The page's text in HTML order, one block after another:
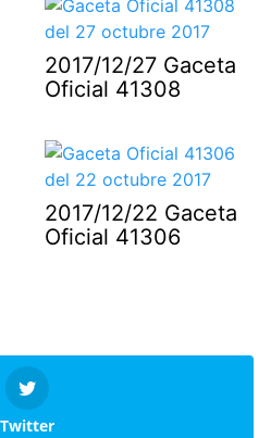
2017/12/27 Gaceta
Oficial 41308
2017/12/22 Gaceta
Oficial 41306
Twitter